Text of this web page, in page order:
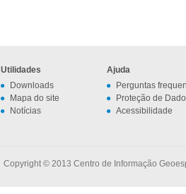
Utilidades
Downloads
Mapa do site
Notícias
Ajuda
Perguntas
Proteção de
Acessibilidade
Copyright © 2013 Centro de Informação